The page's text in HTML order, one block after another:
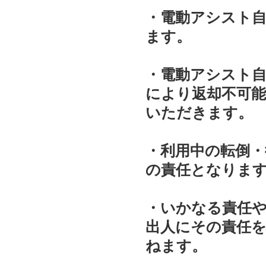
・電動アシスト
ます。
・電動アシスト
により返却不可
いただきます。
・利用中の転倒
の責任となりま
・いかなる責任
出人にその責任
ねます。